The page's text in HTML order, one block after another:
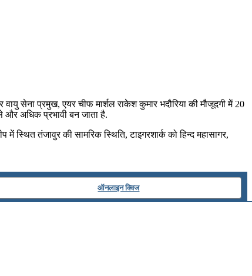
सेना प्रमुख, एयर चीफ मार्शल राकेश कुमार भदौरिया की मौजूदगी में 20
और अधिक प्रभावी बन जाता है.
में स्थित तंजावुर की सामरिक स्थिति, टाइगरशार्क को हिन्‍द महासागर,
ऑनलाइन क्विज